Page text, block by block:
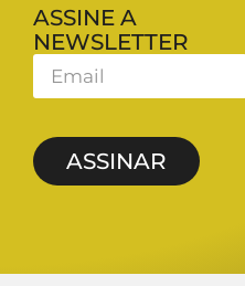
ASSINE A
NEWSLETTER
ASSINAR